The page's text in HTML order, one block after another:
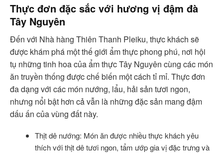
Thực đơn đặc sắc với hương vị đậm đà
Tây Nguyên
Đến với Nhà hàng Thiên Thanh Pleiku, thực khách sẽ
được khám phá một thế giới ẩm thực phong phú, nơi hội
tụ những tinh hoa của ẩm thực Tây Nguyên cùng các món
ăn truyền thống được chế biến một cách tỉ mỉ. Thực đơn
đa dạng với các món nướng, lẩu, hải sản tươi ngon,
nhưng nổi bật hơn cả vẫn là những đặc sản mang đậm
dấu ấn của vùng đất này.
Thịt dê nướng: Món ăn được nhiều thực khách yêu
thích với thịt dê tươi ngon, tẩm ướp gia vị đặc trưng và